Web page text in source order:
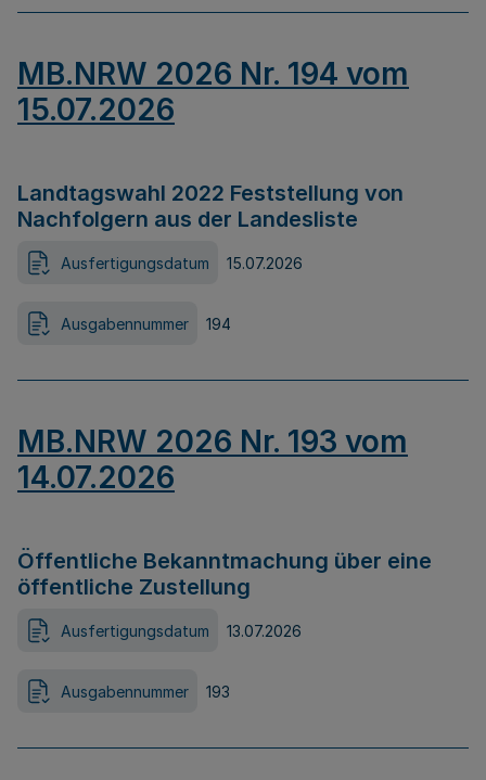
MB.NRW 2026 Nr. 194 vom
15.07.2026
Landtagswahl 2022 Feststellung von
Nachfolgern aus der Landesliste
Ausfertigungsdatum 15.07.2026
Ausgabennummer 194
MB.NRW 2026 Nr. 193 vom
14.07.2026
Öffentliche Bekanntmachung über eine
öffentliche Zustellung
Ausfertigungsdatum 13.07.2026
Ausgabennummer 193